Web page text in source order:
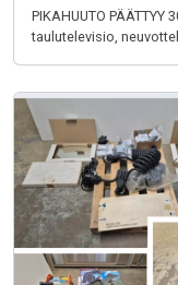
PIKAHUUTO
taulutelevisio,